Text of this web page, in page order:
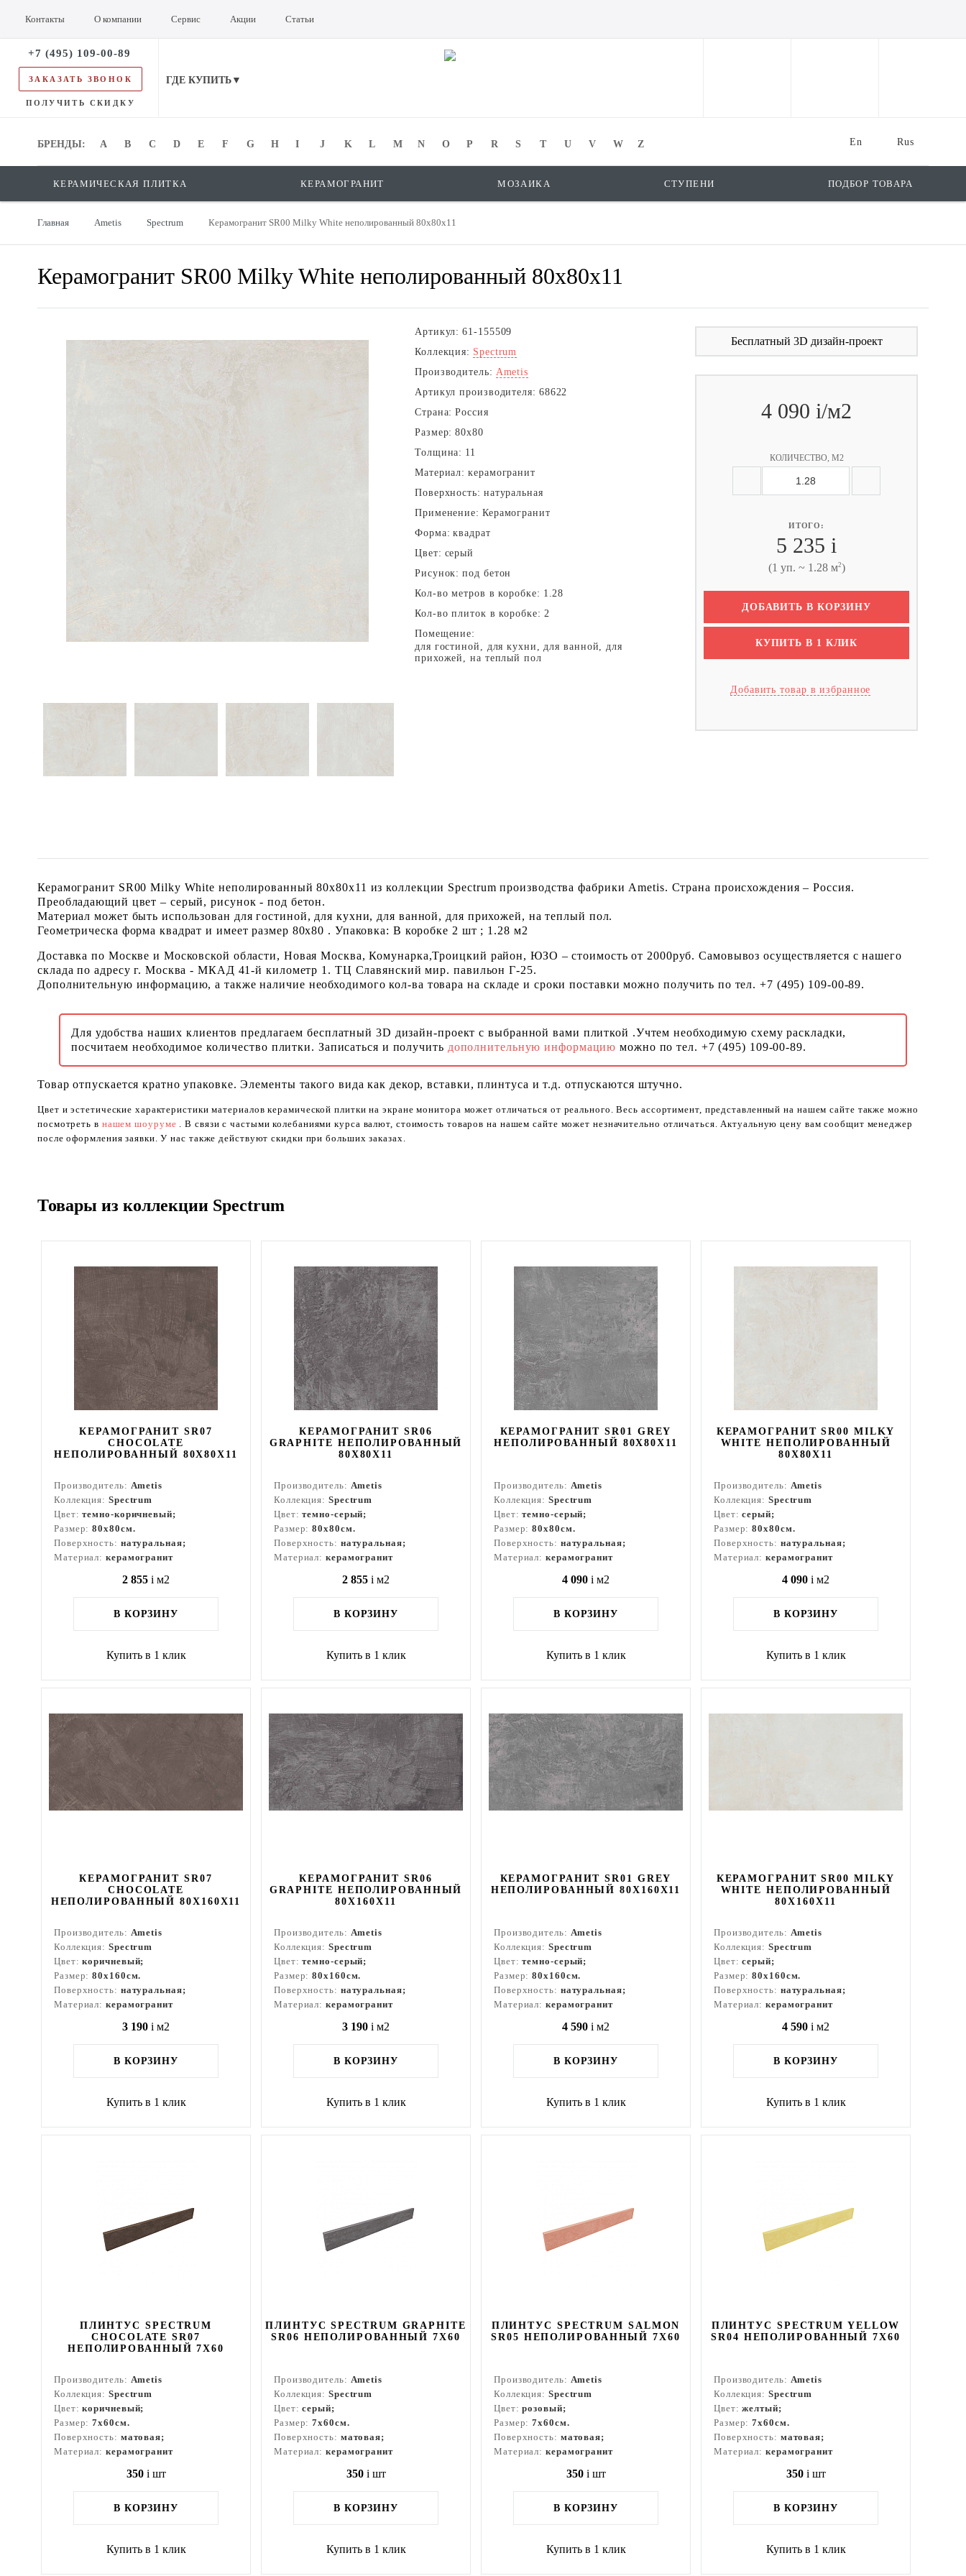
Контакты О компании Сервис Акции Статьи
+7 (495) 109-00-89
ЗАКАЗАТЬ ЗВОНОК
ПОЛУЧИТЬ СКИДКУ
ГДЕ КУПИТЬ▼
Rus
En
БРЕНДЫ: A B C D E F G H I J K L M N O P R S T U V W Z
БРЕНДЫ:
КЕРАМИЧЕСКАЯ ПЛИТКА КЕРАМОГРАНИТ МОЗАИКА СТУПЕНИ ПОДБОР ТОВАРА
Главная Ametis Spectrum Керамогранит SR00 Milky White неполированный 80x80х11
Керамогранит SR00 Milky White неполированный 80x80х11
Артикул: 61-155509
Коллекция: Spectrum
Производитель: Ametis
Артикул производителя: 68622
Страна: Россия
Размер: 80x80
Толщина: 11
Материал: керамогранит
Поверхность: натуральная
Применение: Керамогранит
Форма: квадрат
Цвет: серый
Рисунок: под бетон
Кол-во метров в коробке: 1.28
Кол-во плиток в коробке: 2
Помещение:
для гостиной, для кухни, для ванной, для
прихожей, на теплый пол
Бесплатный 3D дизайн-проект
4 090 i/м2
КОЛИЧЕСТВО, М2
ИТОГО:
5 235 i
(1 уп. ~ 1.28 м2)
ДОБАВИТЬ В КОРЗИНУ
КУПИТЬ В 1 КЛИК
Добавить товар в избранное
Керамогранит SR00 Milky White неполированный 80x80х11 из коллекции Spectrum производства фабрики Ametis. Страна происхождения – Россия.
Преобладающий цвет – серый, рисунок - под бетон.
Материал может быть использован для гостиной, для кухни, для ванной, для прихожей, на теплый пол.
Геометрическа форма квадрат и имеет размер 80x80 . Упаковка: В коробке 2 шт ; 1.28 м2
Доставка по Москве и Московской области, Новая Москва, Комунарка,Троицкий район, ЮЗО – стоимость от 2000руб. Самовывоз осуществляется с нашего
склада по адресу г. Москва - МКАД 41-й километр 1. ТЦ Славянский мир. павильон Г-25.
Дополнительную информацию, а также наличие необходимого кол-ва товара на складе и сроки поставки можно получить по тел. +7 (495) 109-00-89.
Для удобства наших клиентов предлагаем бесплатный 3D дизайн-проект с выбранной вами плиткой .Учтем необходимую схему раскладки,
посчитаем необходимое количество плитки. Записаться и получить дополнительную информациюможно по тел. +7 (495) 109-00-89.
Товар отпускается кратно упаковке. Элементы такого вида как декор, вставки, плинтуса и т.д. отпускаются штучно.
Цвет и эстетические характеристики материалов керамической плитки на экране монитора может отличаться от реального. Весь ассортимент, представленный на нашем сайте также можно
посмотреть в нашем шоуруме . В связи с частыми колебаниями курса валют, стоимость товаров на нашем сайте может незначительно отличаться. Актуальную цену вам сообщит менеджер
после оформления заявки. У нас также действуют скидки при больших заказах.
Товары из коллекции Spectrum
КЕРАМОГРАНИТ SR07
CHOCOLATE
НЕПОЛИРОВАННЫЙ 80X80Х11
Производитель: Ametis
Коллекция: Spectrum
Цвет:темно-коричневый;
Размер:80x80см.
Поверхность: натуральная;
Материал: керамогранит
2 855 i м2
В КОРЗИНУ
Купить в 1 клик
КЕРАМОГРАНИТ SR06
GRAPHITE НЕПОЛИРОВАННЫЙ
80X80Х11
Производитель: Ametis
Коллекция: Spectrum
Цвет:темно-серый;
Размер:80x80см.
Поверхность: натуральная;
Материал: керамогранит
2 855 i м2
В КОРЗИНУ
Купить в 1 клик
КЕРАМОГРАНИТ SR01 GREY
НЕПОЛИРОВАННЫЙ 80X80Х11
Производитель: Ametis
Коллекция: Spectrum
Цвет:темно-серый;
Размер:80x80см.
Поверхность: натуральная;
Материал: керамогранит
4 090 i м2
В КОРЗИНУ
Купить в 1 клик
КЕРАМОГРАНИТ SR00 MILKY
WHITE НЕПОЛИРОВАННЫЙ
80X80Х11
Производитель: Ametis
Коллекция: Spectrum
Цвет:серый;
Размер:80x80см.
Поверхность: натуральная;
Материал: керамогранит
4 090 i м2
В КОРЗИНУ
Купить в 1 клик
КЕРАМОГРАНИТ SR07
CHOCOLATE
НЕПОЛИРОВАННЫЙ 80X160Х11
Производитель: Ametis
Коллекция: Spectrum
Цвет:коричневый;
Размер:80x160см.
Поверхность: натуральная;
Материал: керамогранит
3 190 i м2
В КОРЗИНУ
Купить в 1 клик
КЕРАМОГРАНИТ SR06
GRAPHITE НЕПОЛИРОВАННЫЙ
80X160Х11
Производитель: Ametis
Коллекция: Spectrum
Цвет:темно-серый;
Размер:80x160см.
Поверхность: натуральная;
Материал: керамогранит
3 190 i м2
В КОРЗИНУ
Купить в 1 клик
КЕРАМОГРАНИТ SR01 GREY
НЕПОЛИРОВАННЫЙ 80X160Х11
Производитель: Ametis
Коллекция: Spectrum
Цвет:темно-серый;
Размер:80x160см.
Поверхность: натуральная;
Материал: керамогранит
4 590 i м2
В КОРЗИНУ
Купить в 1 клик
КЕРАМОГРАНИТ SR00 MILKY
WHITE НЕПОЛИРОВАННЫЙ
80X160Х11
Производитель: Ametis
Коллекция: Spectrum
Цвет:серый;
Размер:80x160см.
Поверхность: натуральная;
Материал: керамогранит
4 590 i м2
В КОРЗИНУ
Купить в 1 клик
ПЛИНТУС SPECTRUM
CHOCOLATE SR07
НЕПОЛИРОВАННЫЙ 7X60
Производитель: Ametis
Коллекция: Spectrum
Цвет:коричневый;
Размер:7x60см.
Поверхность: матовая;
Материал: керамогранит
350 i шт
В КОРЗИНУ
Купить в 1 клик
ПЛИНТУС SPECTRUM GRAPHITE
SR06 НЕПОЛИРОВАННЫЙ 7X60
Производитель: Ametis
Коллекция: Spectrum
Цвет:серый;
Размер:7x60см.
Поверхность: матовая;
Материал: керамогранит
350 i шт
В КОРЗИНУ
Купить в 1 клик
ПЛИНТУС SPECTRUM SALMON
SR05 НЕПОЛИРОВАННЫЙ 7X60
Производитель: Ametis
Коллекция: Spectrum
Цвет:розовый;
Размер:7x60см.
Поверхность: матовая;
Материал: керамогранит
350 i шт
В КОРЗИНУ
Купить в 1 клик
ПЛИНТУС SPECTRUM YELLOW
SR04 НЕПОЛИРОВАННЫЙ 7X60
Производитель: Ametis
Коллекция: Spectrum
Цвет:желтый;
Размер:7x60см.
Поверхность: матовая;
Материал: керамогранит
350 i шт
В КОРЗИНУ
Купить в 1 клик